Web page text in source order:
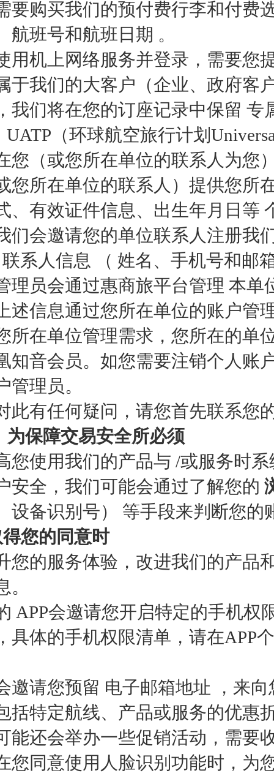
要购买我们的预付费行李和付费
航班号和航班日期 。
用机上网络服务并登录，需要您
于我们的大客户（企业、政府客
我们将在您的订座记录中保留
（环球航空旅行计划
您（或您所在单位的联系人为您
您所在单位的联系人）提供您所
、有效证件信息、出生年月日等
们会邀请您的单位联系人注册我
系人信息 （ 姓名、手机号和邮
理员会通过惠商旅平台管理 本
述信息通过您所在单位的账户管
所在单位管理需求，您所在的单
知音会员。如您需要注销个人账
管理员。
此有任何疑问，请您首先联系您
为保障交易安全所必须
您使用我们的产品与 /或服务时
安全，我们可能会通过了解您的
设备识别号） 等手段来判断您
您的同意时
您的服务体验，改进我们的产品
。
APP会邀请您开启特定的手机
具体的手机权限清单，请在APP
邀请您预留 电子邮箱地址 ，来向
括特定航线、产品或服务的优惠
能还会举办一些促销活动，需要
您同意使用人脸识别功能时，为